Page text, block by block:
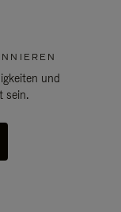
und
sein.